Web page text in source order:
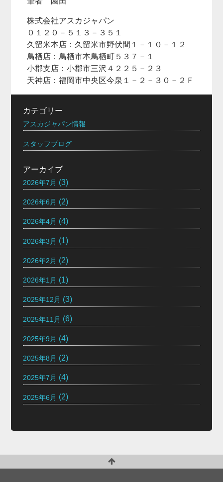
株式会社アスカジャパン
０１２０－５１３－３５１
久留米本店：久留米市野伏間１－１０－１２
鳥栖店：鳥栖市本鳥栖町５３７－１
小郡支店：小郡市三沢４２２５－２３
天神店：福岡市中央区今泉１－２－３０－２Ｆ
カテゴリー
アスカジャパン情報
スタッフブログ
アーカイブ
2026年7月 (3)
2026年6月 (2)
2026年4月 (4)
2026年3月 (1)
2026年2月 (2)
2026年1月 (1)
2025年12月 (3)
2025年11月 (6)
2025年9月 (4)
2025年8月 (2)
2025年7月 (4)
2025年6月 (2)